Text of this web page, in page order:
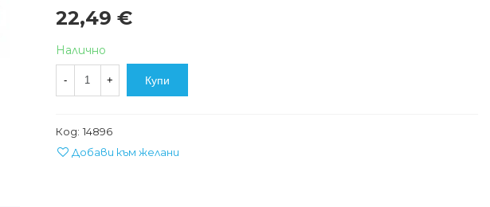
22,49 €
Налично
- + Купи
Код: 14896
Добави към желани